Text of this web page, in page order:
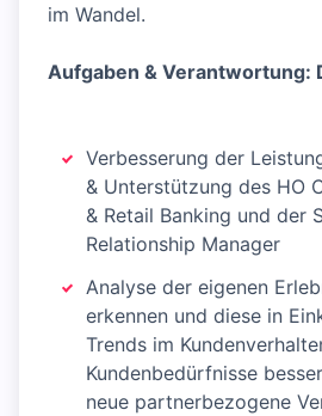
im Wandel.
Aufgaben & Verantwortung:
Verbesserung der
& Unterstützung des HO
& Retail Banking und der
Relationship Manager
Analyse der eigenen
erkennen und diese in
Trends im
Kundenbedürfnisse
neue partnerbezogene